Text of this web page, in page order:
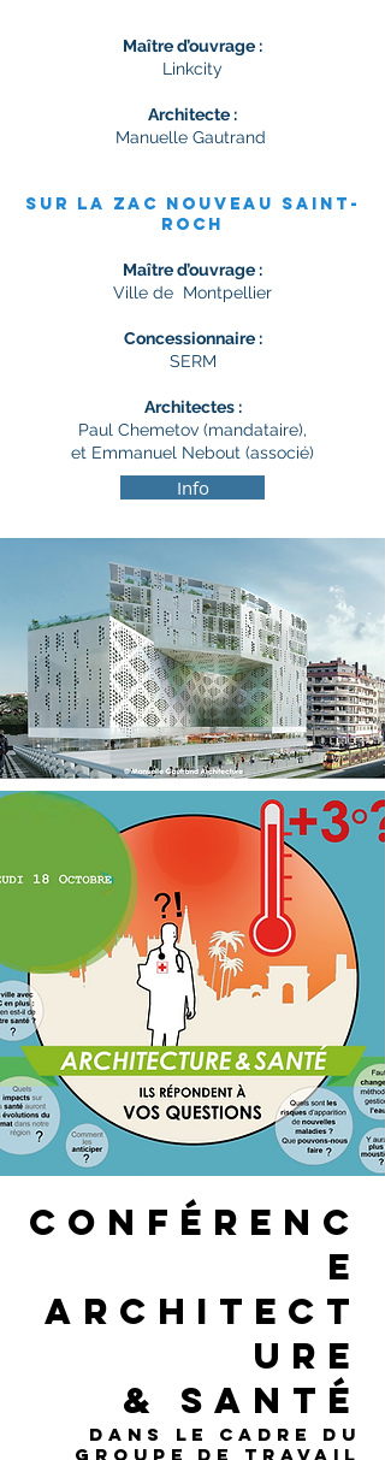
Maître d’ouvrage :
Linkcity
Architecte :
Manuelle Gautrand
sur la Zac Nouveau Saint-
Roch
Maître d’ouvrage :
Ville de Montpellier
Concessionnaire :
SERM
Architectes :
Paul Chemetov (mandataire),
et Emmanuel Nebout (associé)
Info
conférenc
e
architect
ure
& santé
dans le cadre du
groupe de travail